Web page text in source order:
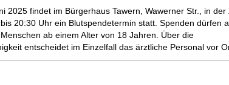
2025 findet im Bürgerhaus Tawern, Wawerner Str., in der
20:30 Uhr ein Blutspendetermin statt. Spenden dürfen
ab einem Alter von 18 Jahren. Über die
entscheidet im Einzelfall das ärztliche Personal vor